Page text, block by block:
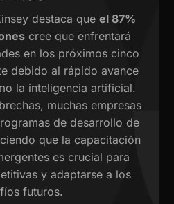
destaca que el 87%
cree que enfrentará
en los próximos cinco
debido al rápido avance
la inteligencia artificial.
muchas empresas
de desarrollo de
que la capacitación
es crucial para
y adaptarse a los
futuros.